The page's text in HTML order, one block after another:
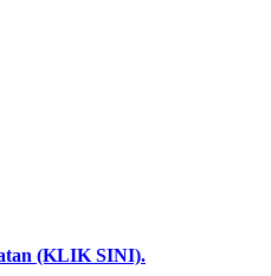
(KLIK SINI).